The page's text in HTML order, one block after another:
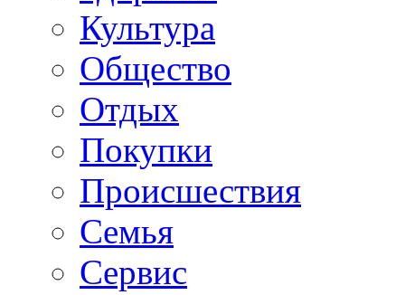
Культура
Общество
Отдых
Покупки
Происшествия
Семья
Сервис